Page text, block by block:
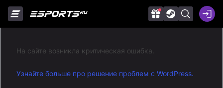
На сайте возникла критическая ошибка.
Узнайте больше про решение проблем с WordPress.